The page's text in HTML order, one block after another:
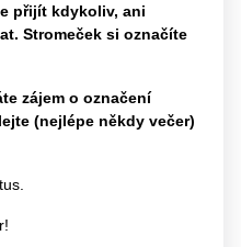
přijít kdykoliv, ani
Stromeček si označíte
zájem o označení
(nejlépe někdy večer)